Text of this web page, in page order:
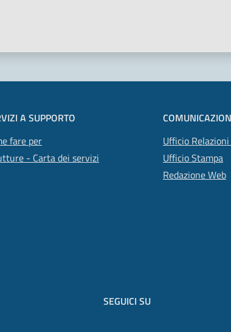
A SUPPORTO
fare per
- Carta dei servizi
Ufficio
Ufficio Stampa
Redazione Web
SEGUICI SU